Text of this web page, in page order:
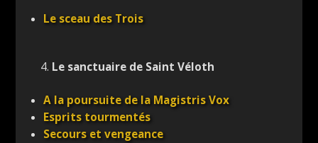
Le sceau des Trois
4. Le sanctuaire de Saint Véloth
A la poursuite de la Magistris Vox
Esprits tourmentés
Secours et vengeance